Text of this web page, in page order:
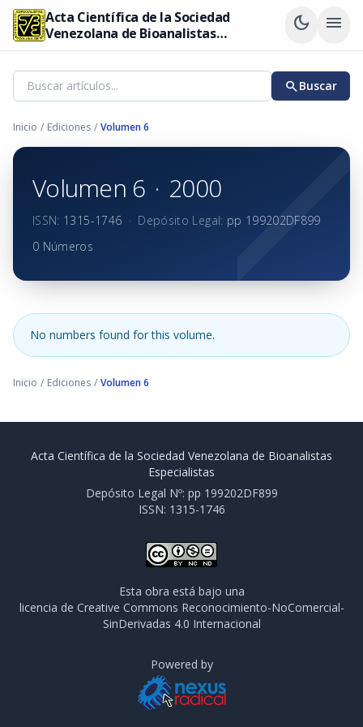
Acta Científica de la Sociedad
Venezolana de Bioanalistas
Especialistas
dark_mode menu
searchBuscar
Inicio / Ediciones / Volumen 6
Volumen 6 · 2000
ISSN: 1315-1746 · Depósito Legal: pp 199202DF899
0 Números
No numbers found for this volume.
Inicio / Ediciones / Volumen 6
Acta Científica de la Sociedad Venezolana de Bioanalistas
Especialistas
Depósito Legal Nº: pp 199202DF899
ISSN: 1315-1746
Esta obra está bajo una
licencia de Creative Commons Reconocimiento-NoComercial-
SinDerivadas 4.0 Internacional
Powered by